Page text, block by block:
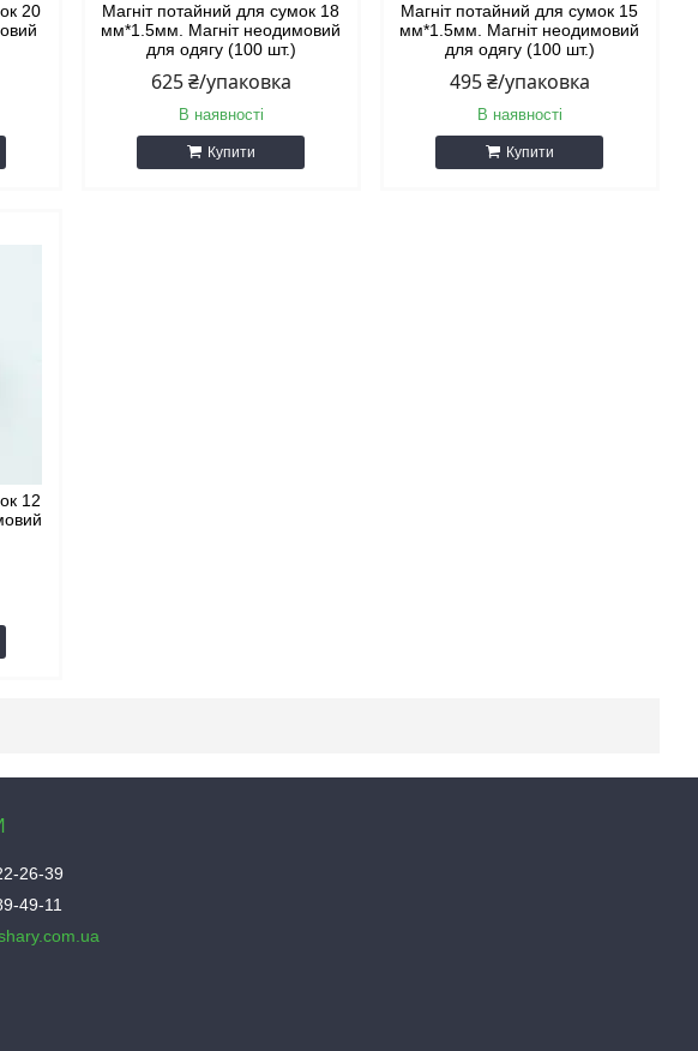
20
Магніт потайний для сумок 18
мм*1.5мм. Магніт неодимовий
для одягу (100 шт.)
625 ₴/упаковка
В наявності
Купити
Магніт потайний для сумок 15
мм*1.5мм. Магніт неодимовий
для одягу (100 шт.)
495 ₴/упаковка
В наявності
Купити
12
26-39
49-11